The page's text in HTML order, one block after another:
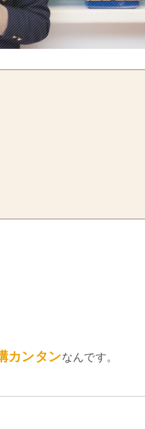
カンタンなんです。